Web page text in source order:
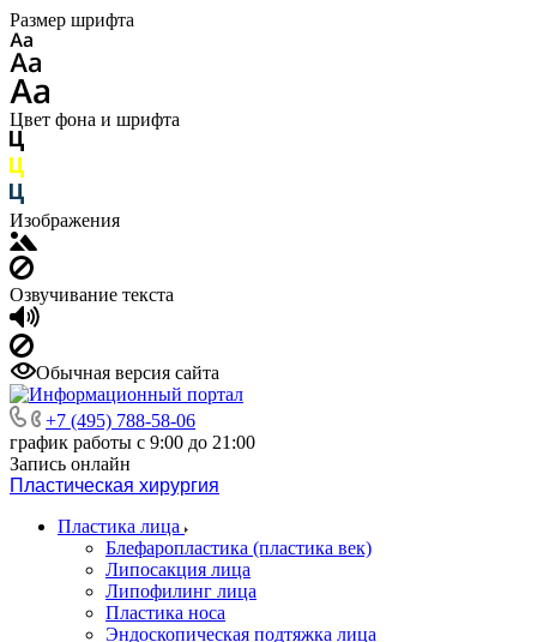
Размер шрифта
Цвет фона и шрифта
Изображения
Озвучивание текста
Обычная версия сайта
+7 (495) 788-58-06
график работы с 9:00 до 21:00
Запись онлайн
Пластическая хирургия
Пластика лица
Блефаропластика (пластика век)
Липосакция лица
Липофилинг лица
Пластика носа
Эндоскопическая подтяжка лица